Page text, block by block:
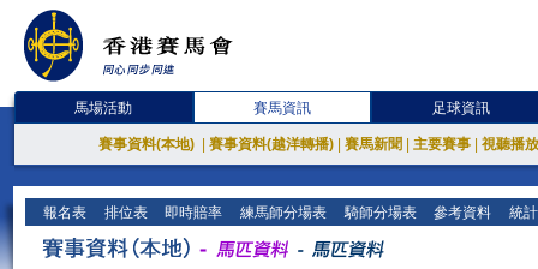
馬場活動 賽馬資訊 足球資訊
賽事資料(本地) 賽事資料(越洋轉播) 賽馬新聞 主要賽事 視聽播
報名表 排位表 即時賠率 練馬師分場表 騎師分場表 參考資料 統